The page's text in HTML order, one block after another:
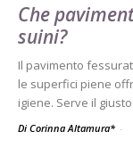
Che
suini?
Il pavimento
le superfici piene
igiene. Serve il
Di Corinna Altamura* -